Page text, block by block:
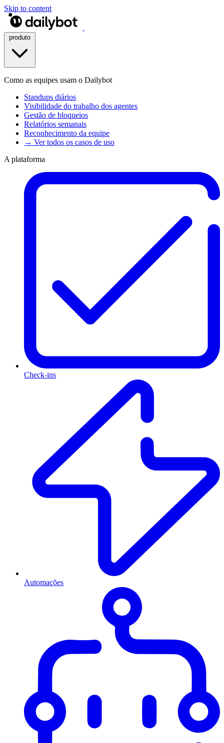
Skip to content
Como as equipes usam o Dailybot
Standups diários
Visibilidade do trabalho dos agentes
Gestão de bloqueios
Relatórios semanais
Reconhecimento da equipe
→ Ver todos os casos de uso
A plataforma
Check-ins
Automações